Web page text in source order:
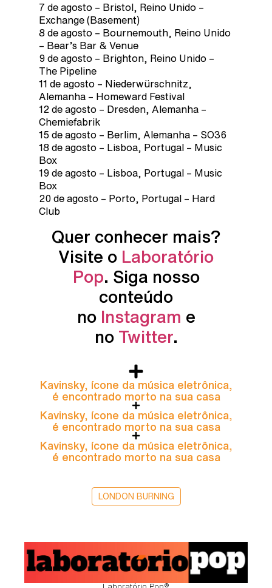
7 de agosto – Bristol, Reino Unido –
Exchange (Basement)
8 de agosto – Bournemouth, Reino Unido
– Bear’s Bar & Venue
9 de agosto – Brighton, Reino Unido –
The Pipeline
11 de agosto – Niederwürschnitz,
Alemanha – Homeward Festival
12 de agosto – Dresden, Alemanha –
Chemiefabrik
15 de agosto – Berlim, Alemanha – SO36
18 de agosto – Lisboa, Portugal – Music
Box
19 de agosto – Lisboa, Portugal – Music
Box
20 de agosto – Porto, Portugal – Hard
Club
Quer conhecer mais?
Visite o Laboratório
Pop. Siga nosso
conteúdo
no Instagram e
no Twitter.
Kavinsky, ícone da música eletrônica,
é encontrado morto na sua casa
Kavinsky, ícone da música eletrônica,
é encontrado morto na sua casa
Kavinsky, ícone da música eletrônica,
é encontrado morto na sua casa
LONDON BURNING
Laboratório Pop®